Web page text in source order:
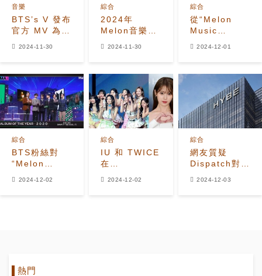
BTS’s V 發布
官方 MV 為
Shin)'
&ndash; 電
影版靜態圖片
音樂
2024-11-30
2024年
Melon音樂獎
綜合
2024-11-30
從“Melon
Music
綜合
2024-12-01
BTS粉絲對
“Melon
綜合
2024-12-02
IU 和 TWICE
在
綜合
2024-12-02
網友質疑
Dispatch對
綜合
2024-12-03
熱門